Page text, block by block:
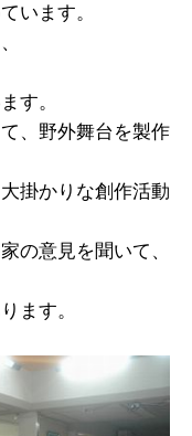
います。
す。
、野外舞台を製作
掛かりな創作活動
の意見を聞いて、
ます。